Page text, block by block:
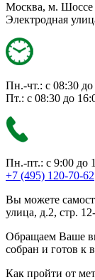
Москва, м. Шоссе
Электродная
Пн.-чт.: с 08:30 до
Пт.: с 08:30 до
Пн.-пт.: с 9:00 до
+7 (495) 120-70-62
Вы можете
улица, д.2, стр.
Обращаем Ваше
собран и готов к
Как пройти от